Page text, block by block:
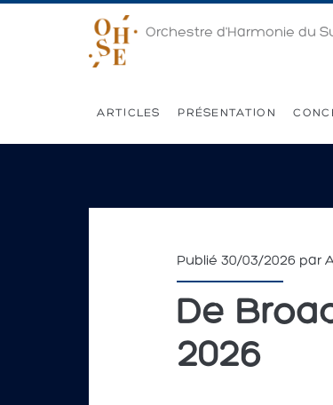
Orchestre d'Harmonie du
ARTICLES PRÉSENTATION
Publié 30/03/2026 par
De
2026